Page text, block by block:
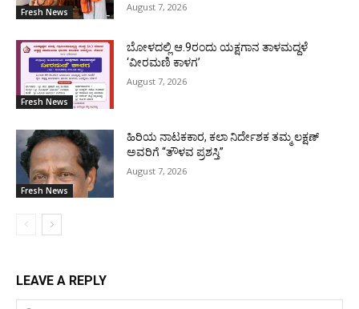
Fresh News August 7, 2026
Fresh News
ಬೋಳದಲ್ಲಿ ಆ.9ರಂದು ಯಕ್ಷಗಾನ ತಾಳಮದ್ದಳೆ
‘ವೀರಮಣಿ ಕಾಳಗ’
August 7, 2026
Fresh News
ಹಿರಿಯ ನಾಟಕಕಾರ, ಕಲಾ ನಿರ್ದೇಶಕ ತಮ್ಮ ಲಕ್ಷಣ್
ಅವರಿಗೆ “ತೌಳವ ಪ್ರಶಸ್ತಿ”
August 7, 2026
LEAVE A REPLY